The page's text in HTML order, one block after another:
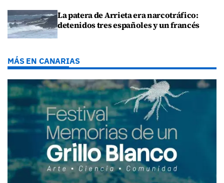
La patera de Arrieta era narcotráfico:
detenidos tres españoles y un francés
MÁS EN CANARIAS